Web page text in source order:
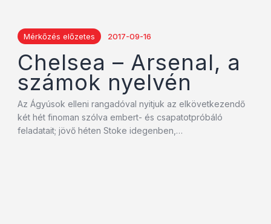
Mérkőzés előzetes 2017-09-16
Chelsea – Arsenal, a
számok nyelvén
Az Ágyúsok elleni rangadóval nyitjuk az elkövetkezendő
két hét finoman szólva embert- és csapatotpróbáló
feladatait; jövő héten Stoke idegenben,…